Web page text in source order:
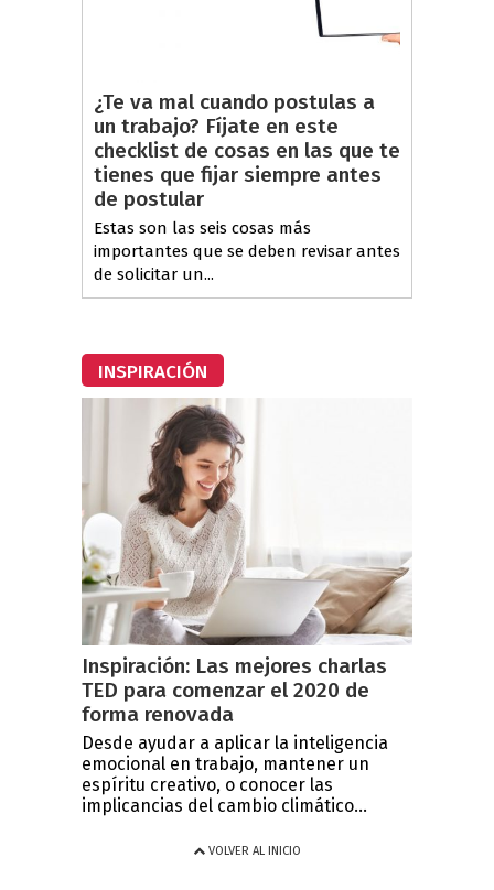
¿Te va mal cuando postulas a
un trabajo? Fíjate en este
checklist de cosas en las que te
tienes que fijar siempre antes
de postular
Estas son las seis cosas más
importantes que se deben revisar antes
de solicitar un...
INSPIRACIÓN
Inspiración: Las mejores charlas
TED para comenzar el 2020 de
forma renovada
Desde ayudar a aplicar la inteligencia
emocional en trabajo, mantener un
espíritu creativo, o conocer las
implicancias del cambio climático...
VOLVER AL INICIO